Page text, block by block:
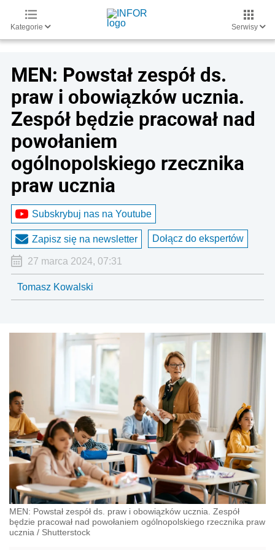
Kategorie Serwisy
MEN: Powstał zespół ds.
praw i obowiązków ucznia.
Zespół będzie pracował nad
powołaniem
ogólnopolskiego rzecznika
praw ucznia
Subskrybuj nas na Youtube
Zapisz się na newsletter Dołącz do ekspertów
27 marca 2024, 07:31
Tomasz Kowalski
MEN: Powstał zespół ds. praw i obowiązków ucznia. Zespół
będzie pracował nad powołaniem ogólnopolskiego rzecznika praw
ucznia / Shutterstock